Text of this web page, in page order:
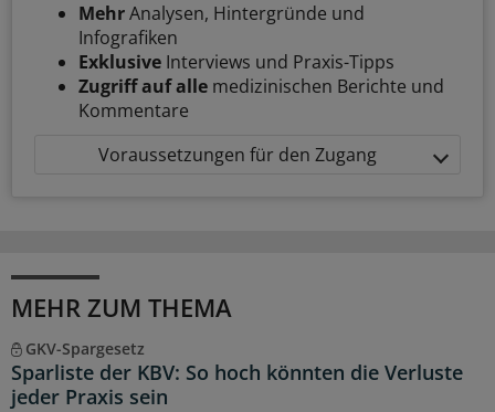
MehrAnalysen, Hintergründe und
Infografiken
Exklusive Interviews und Praxis-Tipps
Zugriff auf alle medizinischen Berichte und
Kommentare
Voraussetzungen für den Zugang
MEHR ZUM THEMA
GKV-Spargesetz
Sparliste der KBV: So hoch könnten die Verluste
jeder Praxis sein